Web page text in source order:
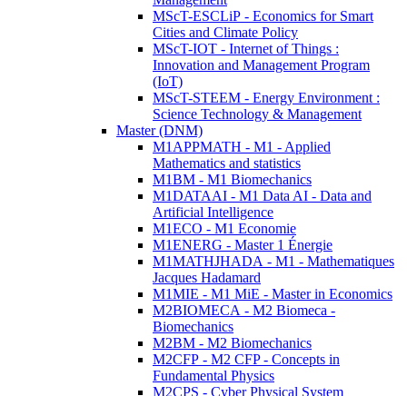
MScT-ESCLiP - Economics for Smart
Cities and Climate Policy
MScT-IOT - Internet of Things :
Innovation and Management Program
(IoT)
MScT-STEEM - Energy Environment :
Science Technology & Management
Master (DNM)
M1APPMATH - M1 - Applied
Mathematics and statistics
M1BM - M1 Biomechanics
M1DATAAI - M1 Data AI - Data and
Artificial Intelligence
M1ECO - M1 Economie
M1ENERG - Master 1 Énergie
M1MATHJHADA - M1 - Mathematiques
Jacques Hadamard
M1MIE - M1 MiE - Master in Economics
M2BIOMECA - M2 Biomeca -
Biomechanics
M2BM - M2 Biomechanics
M2CFP - M2 CFP - Concepts in
Fundamental Physics
M2CPS - Cyber Physical System